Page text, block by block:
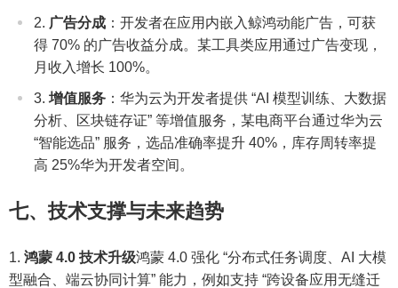
广告分成 ：开发者在应用内嵌入鲸鸿动能广告，可获
得 70% 的广告收益分成。某工具类应用通过广告变现，
月收入增长 100%。
增值服务 ：华为云为开发者提供 “AI 模型训练、大数据
分析、区块链存证” 等增值服务，某电商平台通过华为云
“智能选品” 服务，选品准确率提升 40%，库存周转率提
高 25%华为开发者空间。
七、技术支撑与未来趋势
鸿蒙 4.0 技术升级鸿蒙 4.0 强化 “分布式任务调度、AI 大模
型融合、端云协同计算” 能力，例如支持 “跨设备应用无缝迁